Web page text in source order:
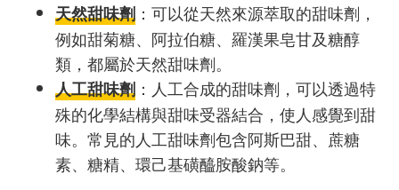
天然甜味劑 ：可以從天然來源萃取的甜味劑，
例如甜菊糖、阿拉伯糖、羅漢果皂甘及糖醇
類，都屬於天然甜味劑。
人工甜味劑 ：人工合成的甜味劑，可以透過特
殊的化學結構與甜味受器結合，使人感覺到甜
味。常見的人工甜味劑包含阿斯巴甜、蔗糖
素、糖精、環己基磺醯胺酸鈉等。